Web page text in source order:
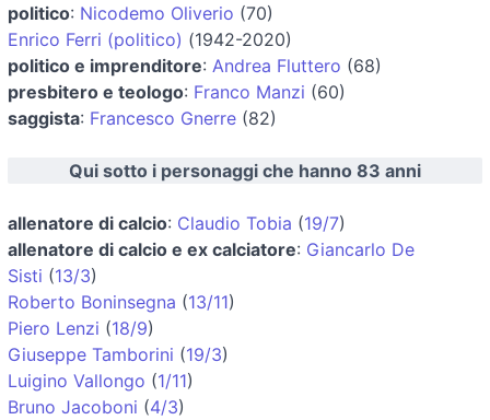
politico: Nicodemo Oliverio (70)
Enrico Ferri (politico) (1942-2020)
politico e imprenditore: Andrea Fluttero (68)
presbitero e teologo: Franco Manzi (60)
saggista: Francesco Gnerre (82)
Qui sotto i personaggi che hanno 83 anni
allenatore di calcio: Claudio Tobia (19/7)
allenatore di calcio e ex calciatore: Giancarlo De
Sisti (13/3)
Roberto Boninsegna (13/11)
Piero Lenzi (18/9)
Giuseppe Tamborini (19/3)
Luigino Vallongo (1/11)
Bruno Jacoboni (4/3)